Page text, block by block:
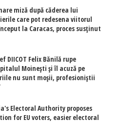
miză după căderea lui
care pot redesena viitorul
la Caracas, proces susținut
DIICOT Felix Bănilă rupe
Moinești și îl acuză pe
nu sunt moșii, profesioniștii
Electoral Authority proposes
for EU voters, easier electoral